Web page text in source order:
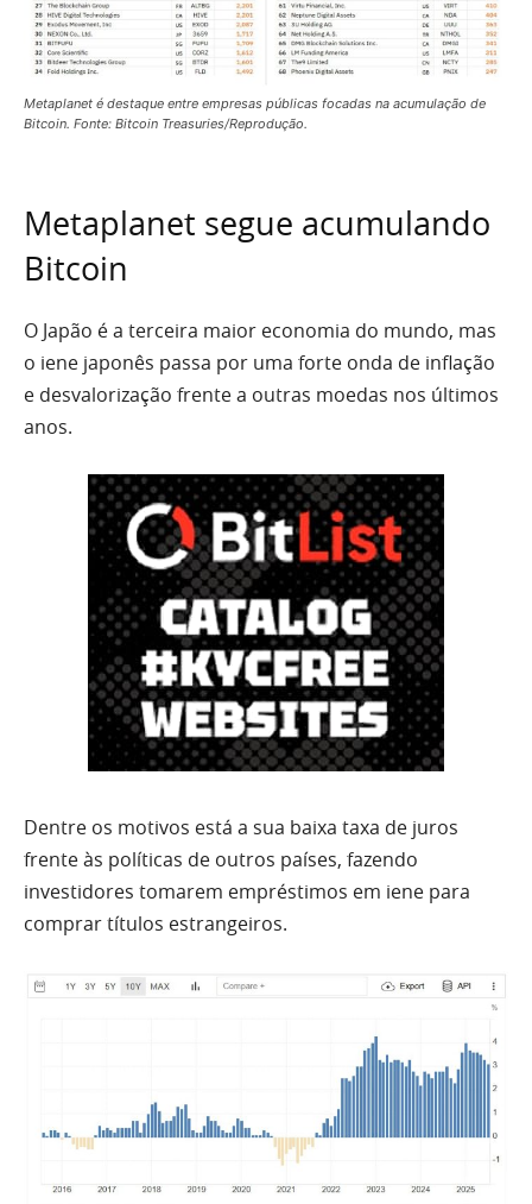
Metaplanet é destaque entre empresas públicas focadas na acumulação de
Bitcoin. Fonte: Bitcoin Treasuries/Reprodução.
Metaplanet segue acumulando
Bitcoin
O Japão é a terceira maior economia do mundo, mas
o iene japonês passa por uma forte onda de inflação
e desvalorização frente a outras moedas nos últimos
anos.
Dentre os motivos está a sua baixa taxa de juros
frente às políticas de outros países, fazendo
investidores tomarem empréstimos em iene para
comprar títulos estrangeiros.